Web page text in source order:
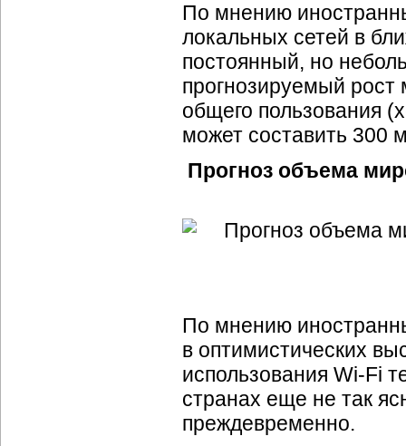
По мнению
локальных сетей в
постоянный, но
прогнозируемый рост
общего пользования (
может составить 300
Прогноз объема
По мнению
в оптимистических
использования Wi-Fi
странах еще не так
преждевременно.